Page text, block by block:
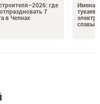
где
7
в Челнах
Имена
славы